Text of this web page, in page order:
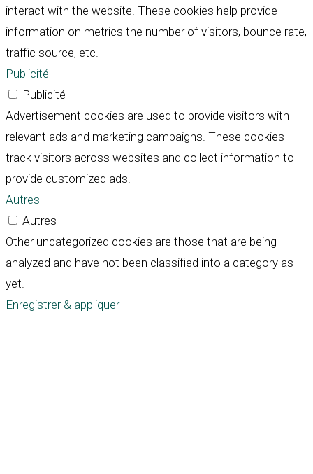
interact with the website. These cookies help provide
information on metrics the number of visitors, bounce rate,
traffic source, etc.
Publicité
Publicité
Advertisement cookies are used to provide visitors with
relevant ads and marketing campaigns. These cookies
track visitors across websites and collect information to
provide customized ads.
Autres
Autres
Other uncategorized cookies are those that are being
analyzed and have not been classified into a category as
yet.
Enregistrer & appliquer